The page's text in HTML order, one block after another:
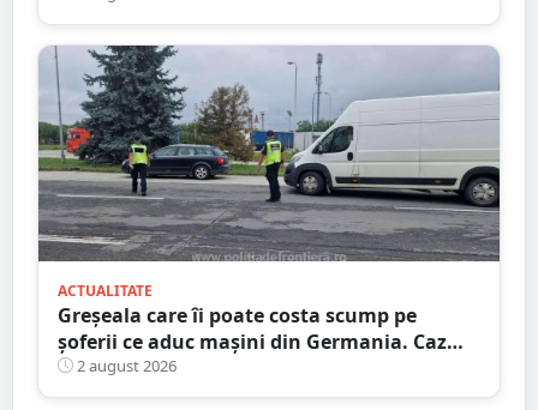
ACTUALITATE
Greșeala care îi poate costa scump pe
șoferii ce aduc mașini din Germania. Caz
descoperit în Satu Mare
2 august 2026